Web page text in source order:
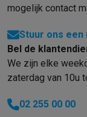
mogelijk contact
Stuur ons een
Bel de
We zijn elke
zaterdag van 10u
02 255 00 00